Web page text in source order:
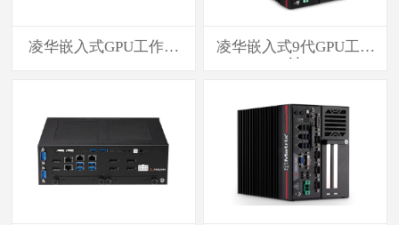
凌华嵌入式GPU工作站
凌华嵌入式9代GPU工作